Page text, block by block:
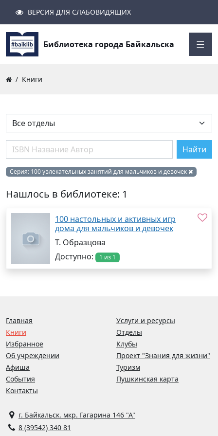
Найти
Серия: 100 увлекательных занятий для мальчиков и девочек
Нашлось в библиотеке: 1
100 настольных и активных игр
дома для мальчиков и девочек
Т. Образцова
Доступно:
1 из 1
Поиск
Найти
ВЕРСИЯ ДЛЯ СЛАБОВИДЯЩИХ
Библиотека города Байкальска
Книги
г. Байкальск. мкр. Гагарина 146 "А"
8 (39542) 340 81
Главная
Книги
Избранное
Об учреждении
Афиша
События
Контакты
Услуги и ресурсы
Отделы
Клубы
Проект "Знания для жизни"
Туризм
Пушкинская карта